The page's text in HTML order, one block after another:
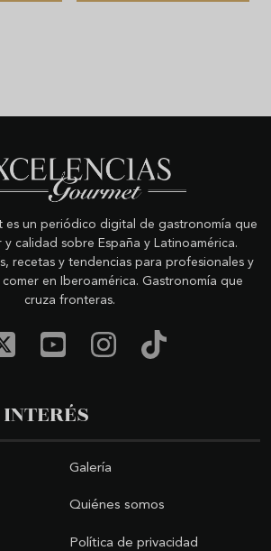
es un periódico digital de gastronomía que
calidad sobre España y Latinoamérica.
recetas y tendencias para profesionales y
en Iberoamérica. Gastronomía que
cruza fronteras.
Galería
Quiénes somos
Política de privacidad